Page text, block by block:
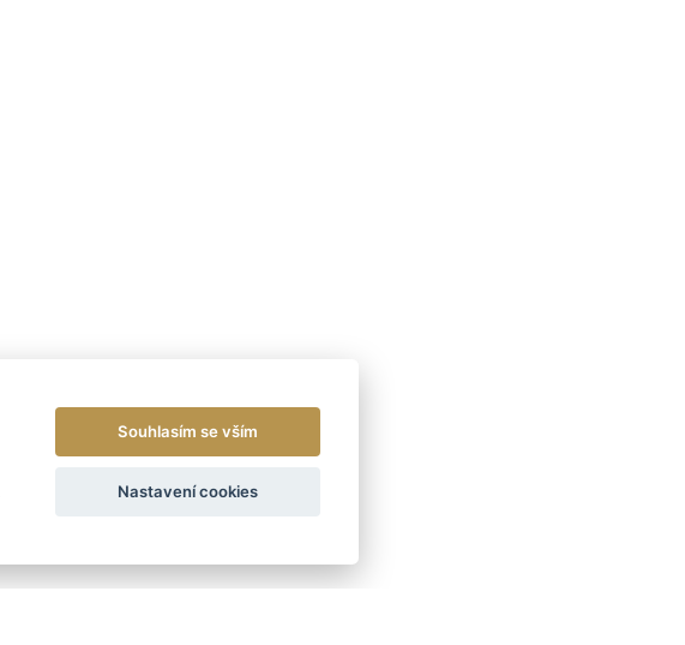
Souhlasím se vším
Nastavení cookies